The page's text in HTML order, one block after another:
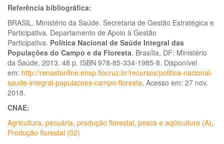
Referência bibliográfica:
BRASIL. Ministério da Saúde. Secretaria de Gestão Estratégica e
Participativa. Departamento de Apoio à Gestão
Participativa. Política Nacional de Saúde Integral das
Populações do Campo e da Floresta. Brasília, DF: Ministério
da Saúde, 2013. 48 p. ISBN 978-85-334-1985-8. Disponível
em: http://renastonline.ensp.fiocruz.br/recursos/politica-nacional-
saude-integral-populacoes-campo-floresta. Acesso em: 27 nov.
2018.
CNAE:
Agricultura, pecuária, produção florestal, pesca e aqüicultura (A),
Produção florestal (02)